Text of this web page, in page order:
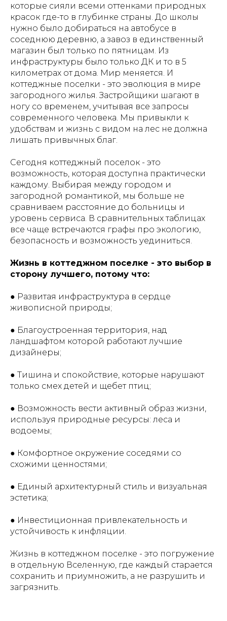
которые сияли всеми оттенками природных
красок где-то в глубинке страны. До школы
нужно было добираться на автобусе в
соседнюю деревню, а завоз в единственный
магазин был только по пятницам. Из
инфраструктуры было только ДК и то в 5
километрах от дома. Мир меняется. И
коттеджные поселки - это эволюция в мире
загородного жилья. Застройщики шагают в
ногу со временем, учитывая все запросы
современного человека. Мы привыкли к
удобствам и жизнь с видом на лес не должна
лишать привычных благ.
Сегодня коттеджный поселок - это
возможность, которая доступна практически
каждому. Выбирая между городом и
загородной романтикой, мы больше не
сравниваем расстояние до больницы и
уровень сервиса. В сравнительных таблицах
все чаще встречаются графы про экологию,
безопасность и возможность уединиться.
Жизнь в коттеджном поселке - это выбор в
сторону лучшего, потому что:
● Развитая инфраструктура в сердце
живописной природы;
● Благоустроенная территория, над
ландшафтом которой работают лучшие
дизайнеры;
● Тишина и спокойствие, которые нарушают
только смех детей и щебет птиц;
● Возможность вести активный образ жизни,
используя природные ресурсы: леса и
водоемы;
● Комфортное окружение соседями со
схожими ценностями;
● Единый архитектурный стиль и визуальная
эстетика;
● Инвестиционная привлекательность и
устойчивость к инфляции.
Жизнь в коттеджном поселке - это погружение
в отдельную Вселенную, где каждый старается
сохранить и приумножить, а не разрушить и
загрязнить.